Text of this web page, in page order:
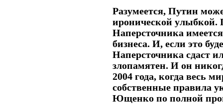
Разумеется, Путин
иронической улыбкой.
Наперсточника
бизнеса. И, если это
Наперсточника сдаст
злопамятен. И он
2004 года, когда весь
собственные правила
Ющенко по полной